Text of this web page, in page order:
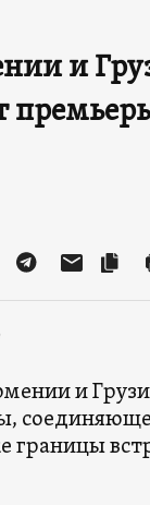
и
и
границы